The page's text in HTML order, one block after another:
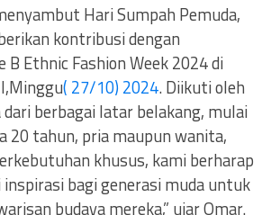
Hari Sumpah Pemuda,
kontribusi dengan
B Ethnic Fashion Week 2024 di
( 27/10) 2024. Diikuti oleh
berbagai latar belakang, mulai
20 tahun, pria maupun wanita,
khusus, kami berharap
inspirasi bagi generasi muda untuk
budaya mereka,” ujar Omar.